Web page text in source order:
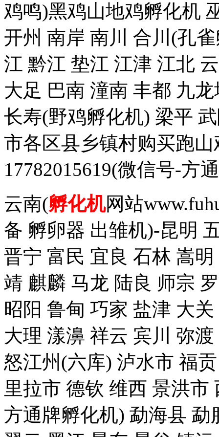
鸡鸣)黑鸡山地鸡孵化机
开州 南岸 南川 合川(孔
江 黔江 垫江 江津 江北
大足 巴南 潼南 丰都 九
长寿(野鸡孵化机) 梁平
市各区县乡镇村购买跑
17782015619(微信号-方
云南(孵化机网站
备 孵卵器 出雏机)-昆明
晋宁 富民 宜良 石林 嵩
靖 麒麟 马龙 陆良 师宗
昭阳 鲁甸 巧家 盐津 大
大理 漾濞 祥云 宾川 弥
怒江州(六库) 泸水市 福
里拉市 德钦 维西 景洪
方通牌孵化机) 勐海县